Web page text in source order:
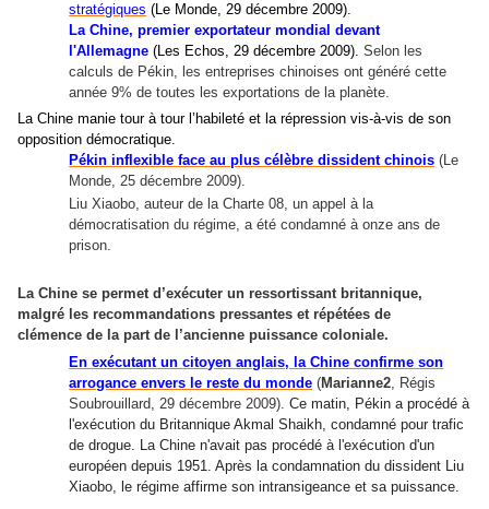
stratégiques (Le Monde, 29 décembre 2009).
La Chine, premier exportateur mondial devant
l'Allemagne (Les Echos, 29 décembre 2009). Selon les
calculs de Pékin, les entreprises chinoises ont généré cette
année 9% de toutes les exportations de la planète.
La Chine manie tour à tour l’habileté et la répression vis-à-vis de son
opposition démocratique.
Pékin inflexible face au plus célèbre dissident chinois (Le
Monde, 25 décembre 2009).
Liu Xiaobo, auteur de la Charte 08, un appel à la
démocratisation du régime, a été condamné à onze ans de
prison.
La Chine se permet d’exécuter un ressortissant britannique,
malgré les recommandations pressantes et répétées de
clémence de la part de l’ancienne puissance coloniale.
En exécutant un citoyen anglais, la Chine confirme son
arrogance envers le reste du monde (Marianne2, Régis
Soubrouillard, 29 décembre 2009).Ce matin, Pékin a procédé à
l'exécution du Britannique Akmal Shaikh, condamné pour trafic
de drogue. La Chine n'avait pas procédé à l'exécution d'un
européen depuis 1951. Après la condamnation du dissident Liu
Xiaobo, le régime affirme son intransigeance et sa puissance.